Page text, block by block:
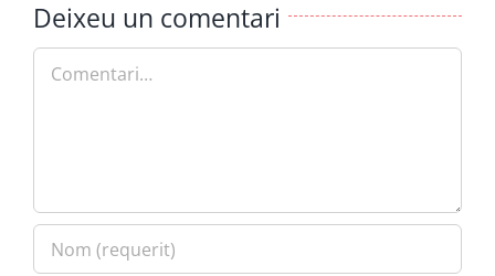
Deixeu un comentari